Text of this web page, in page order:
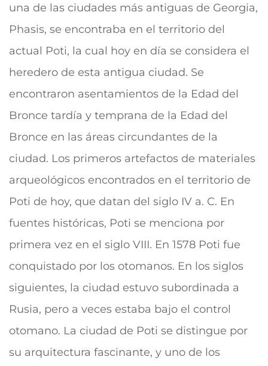
una de las ciudades más antiguas de Georgia,
Phasis, se encontraba en el territorio del
actual Poti, la cual hoy en día se considera el
heredero de esta antigua ciudad. Se
encontraron asentamientos de la Edad del
Bronce tardía y temprana de la Edad del
Bronce en las áreas circundantes de la
ciudad. Los primeros artefactos de materiales
arqueológicos encontrados en el territorio de
Poti de hoy, que datan del siglo IV a. C. En
fuentes históricas, Poti se menciona por
primera vez en el siglo VIII. En 1578 Poti fue
conquistado por los otomanos. En los siglos
siguientes, la ciudad estuvo subordinada a
Rusia, pero a veces estaba bajo el control
otomano. La ciudad de Poti se distingue por
su arquitectura fascinante, y uno de los